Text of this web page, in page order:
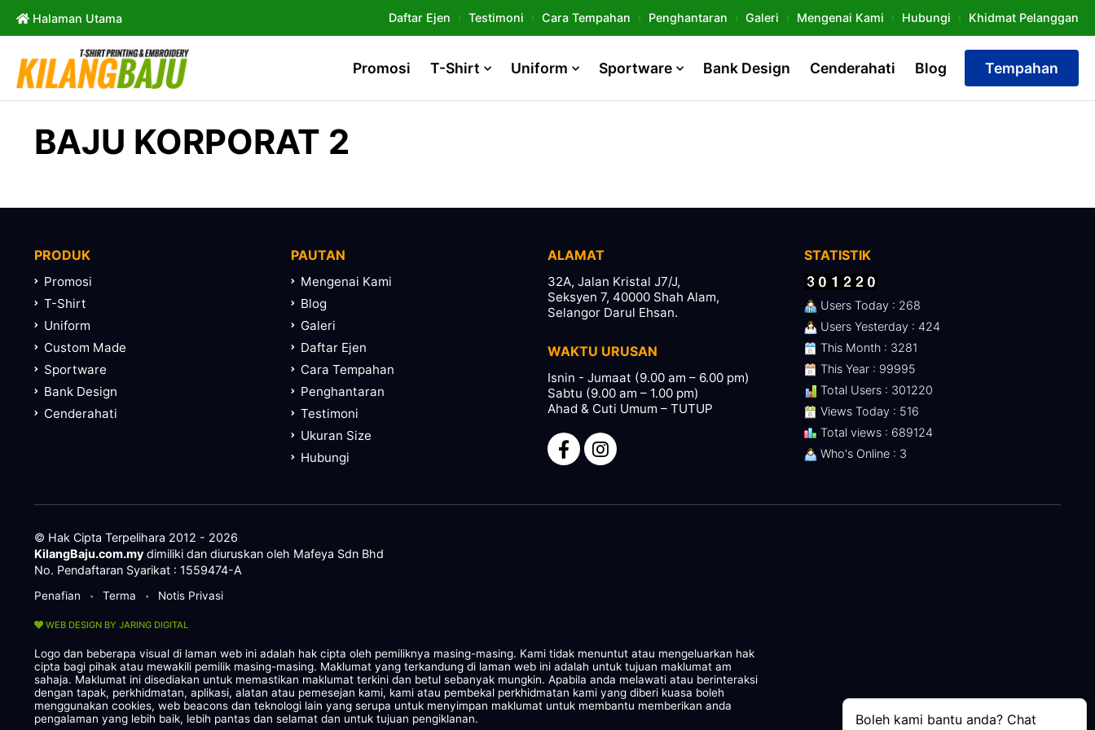
Halaman Utama Daftar Ejen Testimoni Cara Tempahan Penghantaran Galeri Mengenai Kami Hubungi Khidmat Pelanggan
Promosi T-Shirt Uniform Sportware Bank Design Cenderahati Blog Tempahan
BAJU KORPORAT 2
PRODUK
Promosi
T-Shirt
Uniform
Custom Made
Sportware
Bank Design
Cenderahati
PAUTAN
Mengenai Kami
Blog
Galeri
Daftar Ejen
Cara Tempahan
Penghantaran
Testimoni
Ukuran Size
Hubungi
ALAMAT
32A, Jalan Kristal J7/J,
Seksyen 7, 40000 Shah Alam,
Selangor Darul Ehsan.
WAKTU URUSAN
Isnin - Jumaat (9.00 am – 6.00 pm)
Sabtu (9.00 am – 1.00 pm)
Ahad & Cuti Umum – TUTUP
STATISTIK
Users Today : 268
Users Yesterday : 424
This Month : 3281
This Year : 99995
Total Users : 301220
Views Today : 516
Total views : 689124
Who's Online : 3
© Hak Cipta Terpelihara 2012 - 2026
KilangBaju.com.my dimiliki dan diuruskan oleh Mafeya Sdn Bhd
No. Pendaftaran Syarikat : 1559474-A
Penafian • Terma • Notis Privasi
WEB DESIGN BY JARING DIGITAL
Logo dan beberapa visual di laman web ini adalah hak cipta oleh pemiliknya masing-masing. Kami tidak menuntut atau mengeluarkan hak
cipta bagi pihak atau mewakili pemilik masing-masing. Maklumat yang terkandung di laman web ini adalah untuk tujuan maklumat am
sahaja. Maklumat ini disediakan untuk memastikan maklumat terkini dan betul sebanyak mungkin. Apabila anda melawati atau berinteraksi
dengan tapak, perkhidmatan, aplikasi, alatan atau pemesejan kami, kami atau pembekal perkhidmatan kami yang diberi kuasa boleh
menggunakan cookies, web beacons dan teknologi lain yang serupa untuk menyimpan maklumat untuk membantu memberikan anda
pengalaman yang lebih baik, lebih pantas dan selamat dan untuk tujuan pengiklanan.
Boleh kami bantu anda? Chat